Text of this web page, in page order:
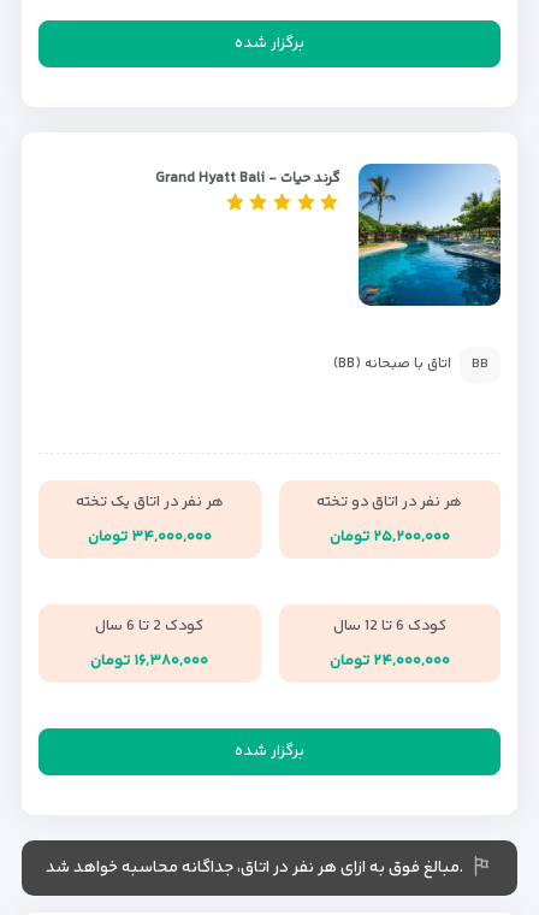
برگزار شده
گرند حیات - Grand Hyatt Bali
BB اتاق با صبحانه (BB)
هر نفر در اتاق دو تخته
۲۵,۲۰۰,۰۰۰ تومان
هر نفر در اتاق یک تخته
۳۴,۰۰۰,۰۰۰ تومان
کودک 6 تا 12 سال
۲۴,۰۰۰,۰۰۰ تومان
کودک 2 تا 6 سال
۱۶,۳۸۰,۰۰۰ تومان
برگزار شده
.مبالغ فوق به ازای هر نفر در اتاق، جداگانه محاسبه خواهد شد